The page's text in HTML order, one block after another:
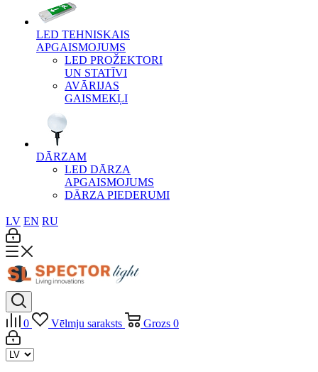
LED TEHNISKAIS
APGAISMOJUMS
LED PROŽEKTORI
UN STATĪVI
AVĀRIJAS
GAISMEKĻI
DĀRZAM
LED DĀRZA
APGAISMOJUMS
DĀRZA PIEDERUMI
LV EN RU
0 Vēlmju saraksts Grozs 0